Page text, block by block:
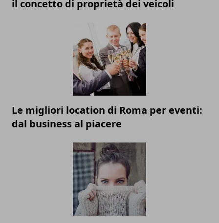
il concetto di proprietà dei veicoli
Le migliori location di Roma per eventi:
dal business al piacere